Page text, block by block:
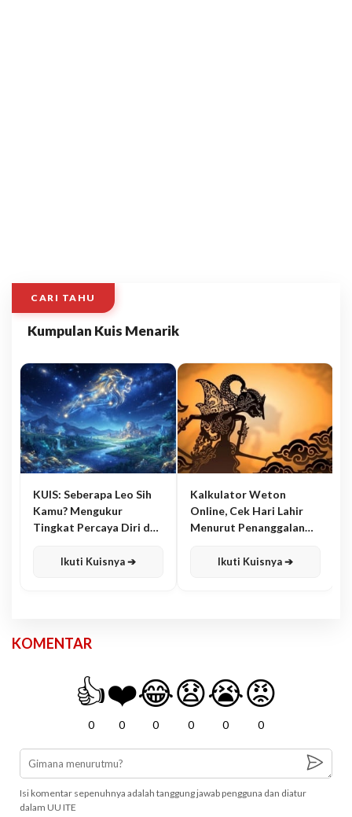
CARI TAHU
Kumpulan Kuis Menarik
KUIS: Seberapa Leo Sih
Kamu? Mengukur
Tingkat Percaya Diri dan
Ikuti Kuisnya ➔
Kalkulator Weton
Online, Cek Hari Lahir
Menurut Penanggalan
Ikuti Kuisnya ➔
KOMENTAR
👍
0
❤️
0
😂
0
😧
0
😭
0
😡
0
Isi komentar sepenuhnya adalah tanggung jawab pengguna dan diatur
dalam UU ITE